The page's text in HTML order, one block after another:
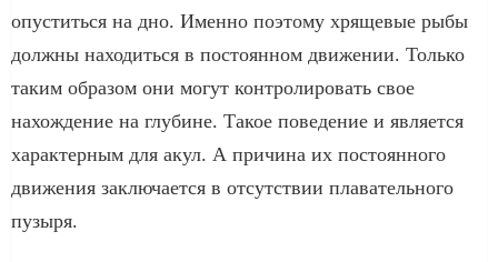
опуститься на дно. Именно поэтому хрящевые рыбы
должны находиться в постоянном движении. Только
таким образом они могут контролировать свое
нахождение на глубине. Такое поведение и является
характерным для акул. А причина их постоянного
движения заключается в отсутствии плавательного
пузыря.